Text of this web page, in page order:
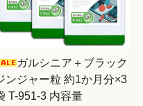
ガルシニア＋ブラック
ンジャー粒 約1か月分×3
T-951-3 内容量